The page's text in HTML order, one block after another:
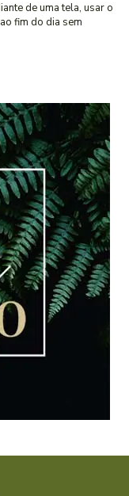
de uma tela, usar o
fim do dia sem